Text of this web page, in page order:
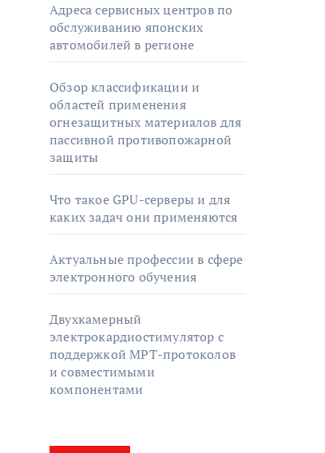
Адреса сервисных центров по
обслуживанию японских
автомобилей в регионе
Обзор классификации и
областей применения
огнезащитных материалов для
пассивной противопожарной
защиты
Что такое GPU-серверы и для
каких задач они применяются
Актуальные профессии в сфере
электронного обучения
Двухкамерный
электрокардиостимулятор с
поддержкой МРТ-протоколов
и совместимыми
компонентами